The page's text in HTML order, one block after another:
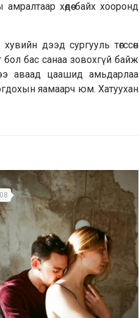
хөдөө байх хооронд
дээд сургууль төгссөн
бол бас санаа зовохгүй байж
аваад цаашид амьдарлаа
яамаарч юм. Хатуухан